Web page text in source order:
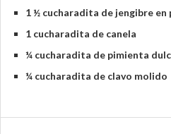
1 ½ cucharadita de jengibre en
1 cucharadita de canela
¼ cucharadita de pimienta
¼ cucharadita de clavo molido